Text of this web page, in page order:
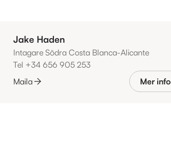
Jake Haden
Intagare Södra Costa Blanca-Alicante
Tel +34 656 905 253
Maila
Mer info